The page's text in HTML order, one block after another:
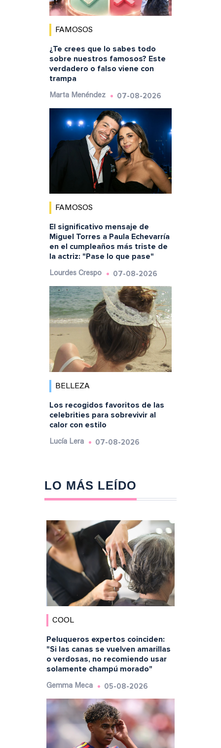
FAMOSOS
¿Te crees que lo sabes todo
sobre nuestros famosos? Este
verdadero o falso viene con
trampa
Marta Menéndez 07-08-2026
FAMOSOS
El significativo mensaje de
Miguel Torres a Paula Echevarría
en el cumpleaños más triste de
la actriz: "Pase lo que pase"
Lourdes Crespo 07-08-2026
BELLEZA
Los recogidos favoritos de las
celebrities para sobrevivir al
calor con estilo
Lucía Lera 07-08-2026
LO MÁS LEÍDO
COOL
Peluqueros expertos coinciden:
"Si las canas se vuelven amarillas
o verdosas, no recomiendo usar
solamente champú morado"
Gemma Meca 05-08-2026